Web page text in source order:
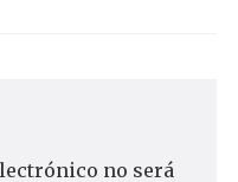
no será